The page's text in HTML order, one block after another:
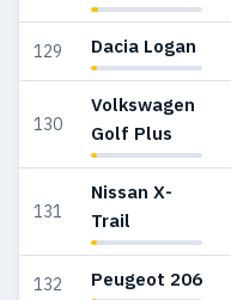
129 Dacia Logan
130
Volkswagen
Golf Plus
131
Nissan X-
Trail
132 Peugeot 206